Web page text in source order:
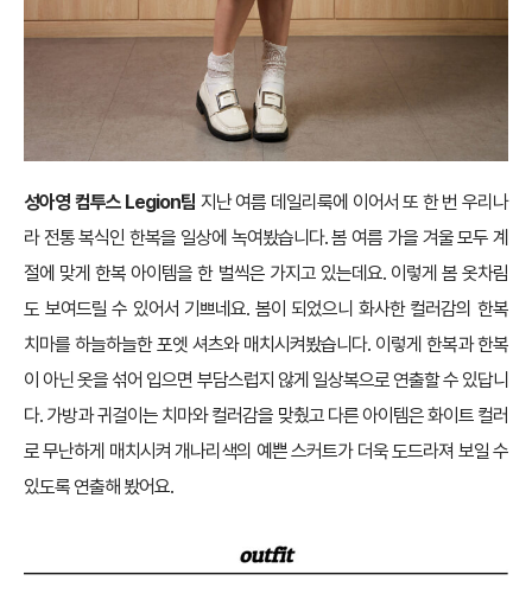
성아영 컴투스 Legion팀 지난 여름 데일리룩에 이어서 또 한 번 우리나
라 전통 복식인 한복을 일상에 녹여봤습니다. 봄 여름 가을 겨울 모두 계
절에 맞게 한복 아이템을 한 벌씩은 가지고 있는데요. 이렇게 봄 옷차림
도 보여드릴 수 있어서 기쁘네요. 봄이 되었으니 화사한 컬러감의 한복
치마를 하늘하늘한 포엣 셔츠와 매치시켜봤습니다. 이렇게 한복과 한복
이 아닌 옷을 섞어 입으면 부담스럽지 않게 일상복으로 연출할 수 있답니
다. 가방과 귀걸이는 치마와 컬러감을 맞췄고 다른 아이템은 화이트 컬러
로 무난하게 매치시켜 개나리색의 예쁜 스커트가 더욱 도드라져 보일 수
있도록 연출해 봤어요.